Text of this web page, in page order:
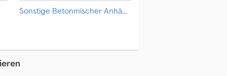
Sonstige Betonmischer Anhänger
Volvo Lkw Betonpumpe